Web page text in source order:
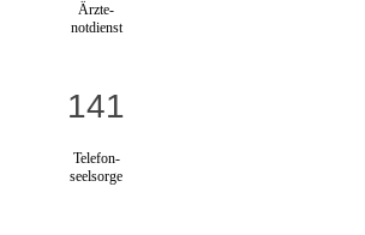
Ärzte-
notdienst
141
Telefon-
seelsorge